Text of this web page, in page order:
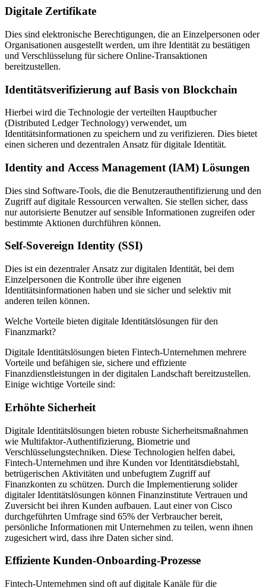
Digitale Zertifikate
Dies sind elektronische Berechtigungen, die an Einzelpersonen oder
Organisationen ausgestellt werden, um ihre Identität zu bestätigen
und Verschlüsselung für sichere Online-Transaktionen
bereitzustellen.
Identitätsverifizierung auf Basis von Blockchain
Hierbei wird die Technologie der verteilten Hauptbucher
(Distributed Ledger Technology) verwendet, um
Identitätsinformationen zu speichern und zu verifizieren. Dies bietet
einen sicheren und dezentralen Ansatz für digitale Identität.
Identity and Access Management (IAM) Lösungen
Dies sind Software-Tools, die die Benutzerauthentifizierung und den
Zugriff auf digitale Ressourcen verwalten. Sie stellen sicher, dass
nur autorisierte Benutzer auf sensible Informationen zugreifen oder
bestimmte Aktionen durchführen können.
Self-Sovereign Identity (SSI)
Dies ist ein dezentraler Ansatz zur digitalen Identität, bei dem
Einzelpersonen die Kontrolle über ihre eigenen
Identitätsinformationen haben und sie sicher und selektiv mit
anderen teilen können.
Welche Vorteile bieten digitale Identitätslösungen für den
Finanzmarkt?
Digitale Identitätslösungen bieten Fintech-Unternehmen mehrere
Vorteile und befähigen sie, sichere und effiziente
Finanzdienstleistungen in der digitalen Landschaft bereitzustellen.
Einige wichtige Vorteile sind:
Erhöhte Sicherheit
Digitale Identitätslösungen bieten robuste Sicherheitsmaßnahmen
wie Multifaktor-Authentifizierung, Biometrie und
Verschlüsselungstechniken. Diese Technologien helfen dabei,
Fintech-Unternehmen und ihre Kunden vor Identitätsdiebstahl,
betrügerischen Aktivitäten und unbefugtem Zugriff auf
Finanzkonten zu schützen. Durch die Implementierung solider
digitaler Identitätslösungen können Finanzinstitute Vertrauen und
Zuversicht bei ihren Kunden aufbauen. Laut einer von Cisco
durchgeführten Umfrage sind 65% der Verbraucher bereit,
persönliche Informationen mit Unternehmen zu teilen, wenn ihnen
zugesichert wird, dass ihre Daten sicher sind.
Effiziente Kunden-Onboarding-Prozesse
Fintech-Unternehmen sind oft auf digitale Kanäle für die